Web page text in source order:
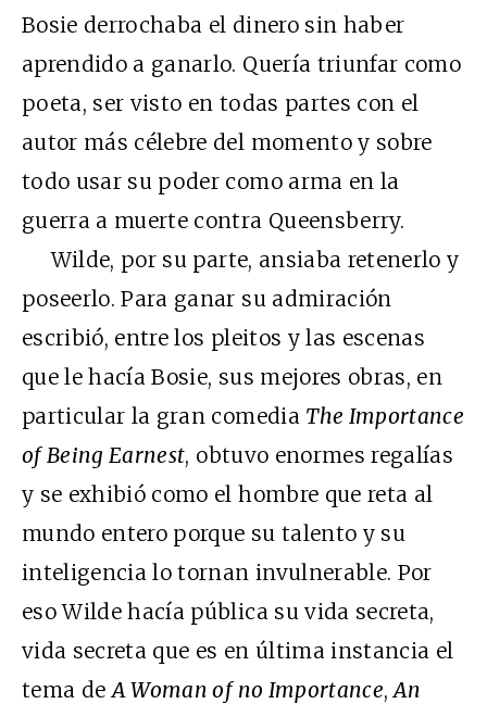
Bosie derrochaba el dinero sin haber
aprendido a ganarlo. Quería triunfar como
poeta, ser visto en todas partes con el
autor más célebre del momento y sobre
todo usar su poder como arma en la
guerra a muerte contra Queensberry.
Wilde, por su parte, ansiaba retenerlo y
poseerlo. Para ganar su admiración
escribió, entre los pleitos y las escenas
que le hacía Bosie, sus mejores obras, en
particular la gran comedia The Importance
of Being Earnest, obtuvo enormes regalías
y se exhibió como el hombre que reta al
mundo entero porque su talento y su
inteligencia lo tornan invulnerable. Por
eso Wilde hacía pública su vida secreta,
vida secreta que es en última instancia el
tema deA Woman of no Importance,An